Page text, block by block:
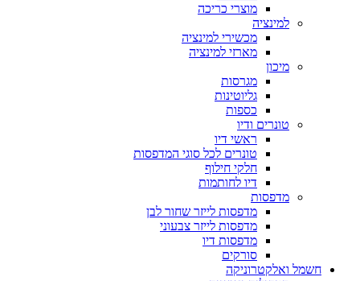
מוצרי כריכה
למינציה
מכשירי למינציה
מארזי למינציה
מיכון
מגרסות
גליוטינות
כספות
טונרים ודיו
ראשי דיו
טונרים לכל סוגי המדפסות
חלקי חילוף
דיו לחותמות
מדפסות
מדפסות לייזר שחור לבן
מדפסות לייזר צבעוני
מדפסות דיו
סורקים
חשמל ואלקטרוניקה